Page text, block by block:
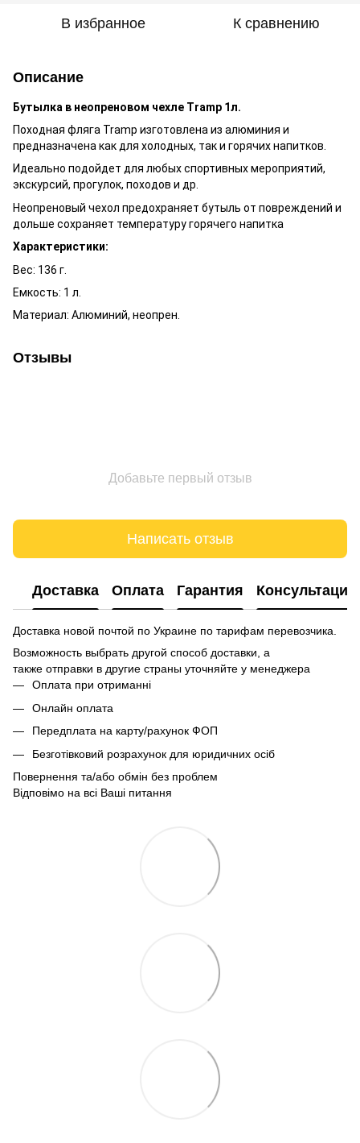
В избранное К сравнению
Описание
Бутылка в неопреновом чехле Tramp 1л.
Походная фляга Tramp изготовлена из алюминия и
предназначена как для холодных, так и горячих напитков.
Идеально подойдет для любых спортивных мероприятий,
экскурсий, прогулок, походов и др.
Неопреновый чехол предохраняет бутыль от повреждений и
дольше сохраняет температуру горячего напитка
Характеристики:
Вес: 136 г.
Емкость: 1 л.
Материал: Алюминий, неопрен.
Отзывы
Добавьте первый отзыв
Написать отзыв
Доставка Оплата Гарантия Консультация
Доставка новой почтой по Украине по тарифам перевозчика.
Возможность выбрать другой способ доставки, а
также отправки в другие страны уточняйте у менеджера
Оплата при отриманні
Онлайн оплата
Передплата на карту/рахунок ФОП
Безготівковий розрахунок для юридичних осіб
Повернення та/або обмін без проблем
Відповімо на всі Ваші питання